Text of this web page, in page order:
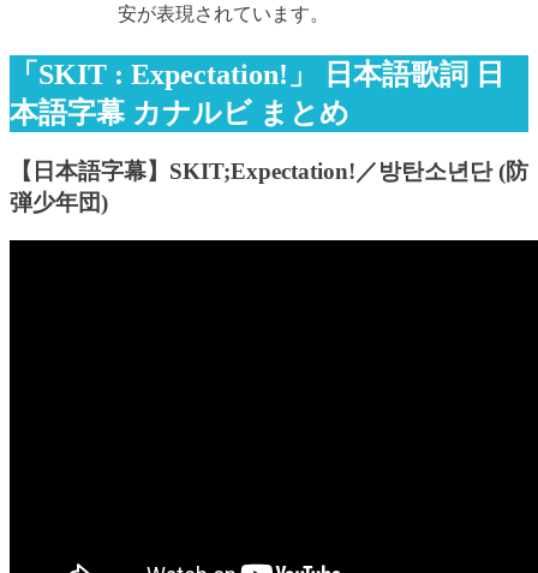
安が表現されています。
「SKIT : Expectation!」 日本語歌詞 日
本語字幕 カナルビ まとめ
【日本語字幕】SKIT;Expectation!／방탄소년단 (防
弾少年団)